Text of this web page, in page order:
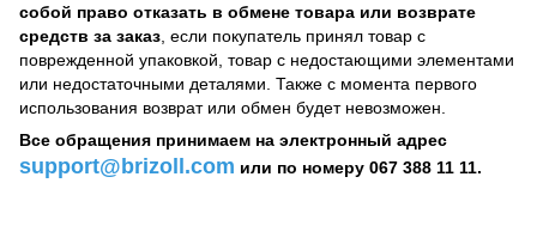
собой право отказать в обмене товара или возврате
средств за заказ, если покупатель принял товар с
поврежденной упаковкой, товар с недостающими элементами
или недостаточными деталями. Также с момента первого
использования возврат или обмен будет невозможен.
Все обращения принимаем на электронный адрес
support@brizoll.com или по номеру 067 388 11 11.